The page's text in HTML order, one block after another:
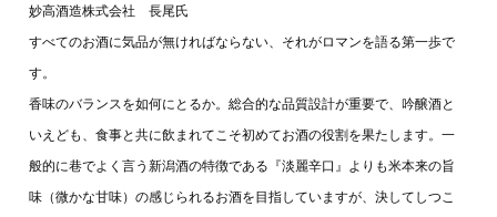
妙高酒造株式会社 長尾氏
すべてのお酒に気品が無ければならない、それがロマンを語る第一歩で
す。
香味のバランスを如何にとるか。総合的な品質設計が重要で、吟醸酒と
いえども、食事と共に飲まれてこそ初めてお酒の役割を果たします。一
般的に巷でよく言う新潟酒の特徴である『淡麗辛口』よりも米本来の旨
味（微かな甘味）の感じられるお酒を目指していますが、決してしつこ